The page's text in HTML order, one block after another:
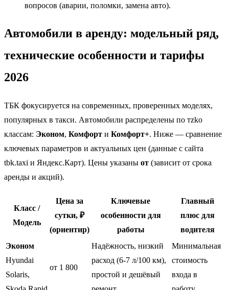
вопросов (аварии, поломки, замена авто).
Автомобили в аренду: модельный ряд,
технические особенности и тарифы
2026
ТБК фокусируется на современных, проверенных моделях,
популярных в такси. Автомобили распределены по тzko
классам: Эконом, Комфорт и Комфорт+. Ниже — сравнение
ключевых параметров и актуальных цен (данные с сайта
tbk.taxi и Яндекс.Карт). Цены указаны от (зависит от срока
аренды и акций).
Класс /
Модель
Цена за
сутки, ₽
(ориентир)
Ключевые
особенности для
работы
Главный
плюс для
водителя
Эконом
Hyundai
Solaris,
от 1 800
Надёжность, низкий
расход (6-7 л/100 км),
простой и дешёвый
Минимальная
стоимость
входа в